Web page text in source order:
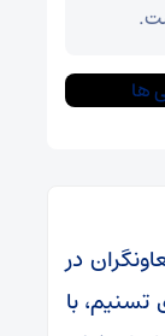
در
تسنیم، با